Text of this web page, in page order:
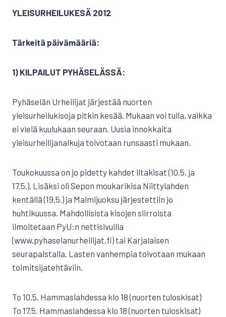
YLEISURHEILUKESÄ 2012
Tärkeitä päivämääriä:
1) KILPAILUT PYHÄSELÄSSÄ:
Pyhäselän Urheilijat järjestää nuorten
yleisurheilukisoja pitkin kesää. Mukaan voi tulla, vaikka
ei vielä kuulukaan seuraan. Uusia innokkaita
yleisurheilijanalkuja toivotaan runsaasti mukaan.
Toukokuussa on jo pidetty kahdet iltakisat (10.5. ja
17.5.). Lisäksi oli Sepon moukarikisa Niittylahden
kentällä (19.5.) ja Malmijuoksu järjestettiin jo
huhtikuussa. Mahdollisista kisojen siirroista
ilmoitetaan PyU:n nettisivuilla
(www.pyhaselanurheilijat.fi) tai Karjalaisen
seurapalstalla. Lasten vanhempia toivotaan mukaan
toimitsijatehtäviin.
To 10.5. Hammaslahdessa klo 18 (nuorten tuloskisat)
To 17.5. Hammaslahdessa klo 18 (nuorten tuloskisat)